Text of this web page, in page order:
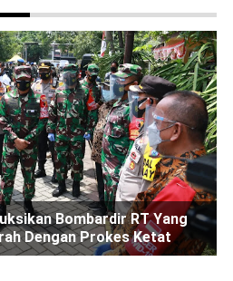
Bombardir RT Yang
Dengan Prokes Ketat